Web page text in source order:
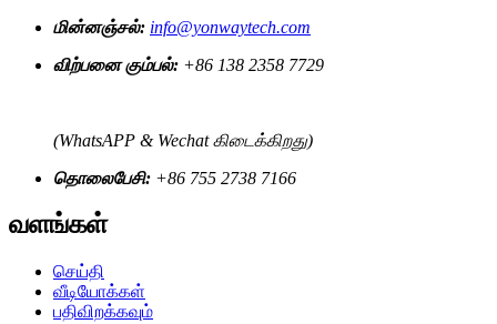
மின்னஞ்சல்: info@yonwaytech.com
விற்பனை கும்பல்: +86 138 2358 7729
(WhatsAPP & Wechat கிடைக்கிறது)
தொலைபேசி: +86 755 2738 7166
வளங்கள்
செய்தி
வீடியோக்கள்
பதிவிறக்கவும்